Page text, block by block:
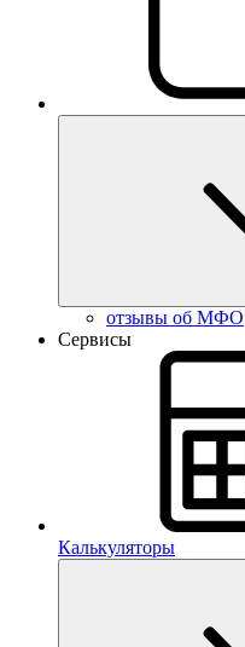
отзывы об МФО
Сервисы
Калькуляторы